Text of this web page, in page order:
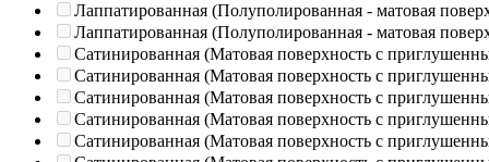
Лаппатированная (Полуполированная - матовая
Лаппатированная (Полуполированная - матовая
Сатинированная (Матовая поверхность с
Сатинированная (Матовая поверхность с
Сатинированная (Матовая поверхность с
Сатинированная (Матовая поверхность с
Сатинированная (Матовая поверхность с